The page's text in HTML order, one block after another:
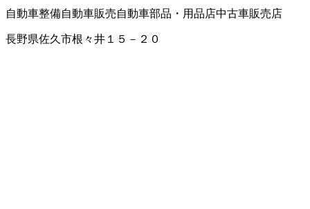
自動車整備自動車販売自動車部品・用品店中古車販売店
長野県佐久市根々井１５－２０